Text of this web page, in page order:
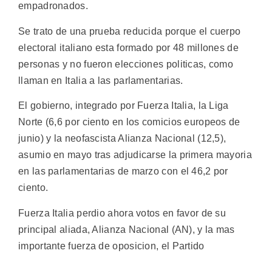
empadronados.
Se trato de una prueba reducida porque el cuerpo
electoral italiano esta formado por 48 millones de
personas y no fueron elecciones politicas, como
llaman en Italia a las parlamentarias.
El gobierno, integrado por Fuerza Italia, la Liga
Norte (6,6 por ciento en los comicios europeos de
junio) y la neofascista Alianza Nacional (12,5),
asumio en mayo tras adjudicarse la primera mayoria
en las parlamentarias de marzo con el 46,2 por
ciento.
Fuerza Italia perdio ahora votos en favor de su
principal aliada, Alianza Nacional (AN), y la mas
importante fuerza de oposicion, el Partido